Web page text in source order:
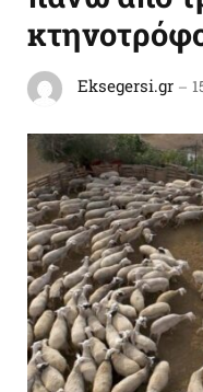
Eksegersi.gr